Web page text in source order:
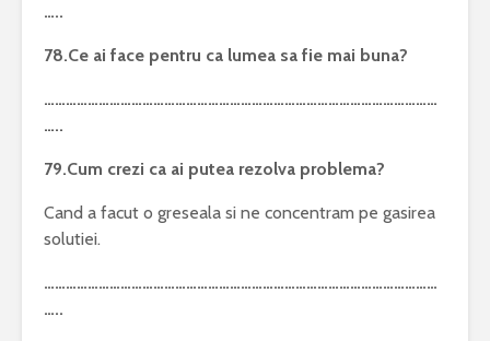
…..
78.Ce ai face pentru ca lumea sa fie mai buna?
………………………………………………………………………………………………
…..
79.Cum crezi ca ai putea rezolva problema?
Cand a facut o greseala si ne concentram pe gasirea
solutiei.
………………………………………………………………………………………………
…..